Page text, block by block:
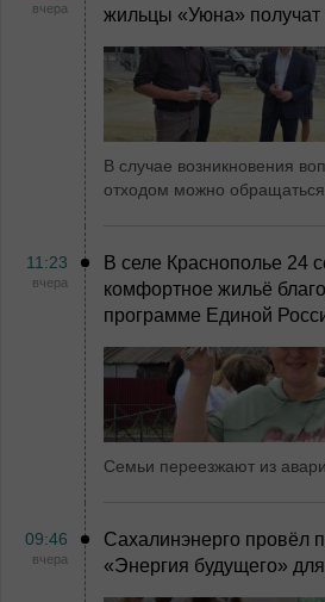
вчера
жильцы «Уюна»
В случае возникновения
отходом можно
11:23
вчера
В селе Краснополье 24
комфортное жильё
программе Единой
Семьи переезжают из
09:46
вчера
Сахалинэнерго провёл
«Энергия будущего»